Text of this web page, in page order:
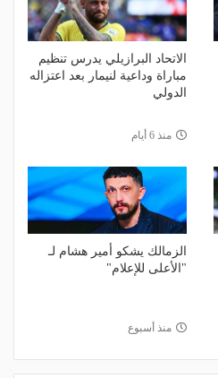
الاتحاد البرازيلي يدرس تنظيم
مباراة وداعية لنيمار بعد اعتزاله
الدولي
منذ 6 أيام
الزمالك يشكو أمير هشام لـ
"الأعلى للإعلام"
منذ أسبوع